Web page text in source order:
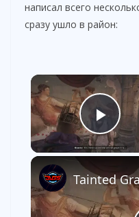
написал всего
сразу ушло в район: